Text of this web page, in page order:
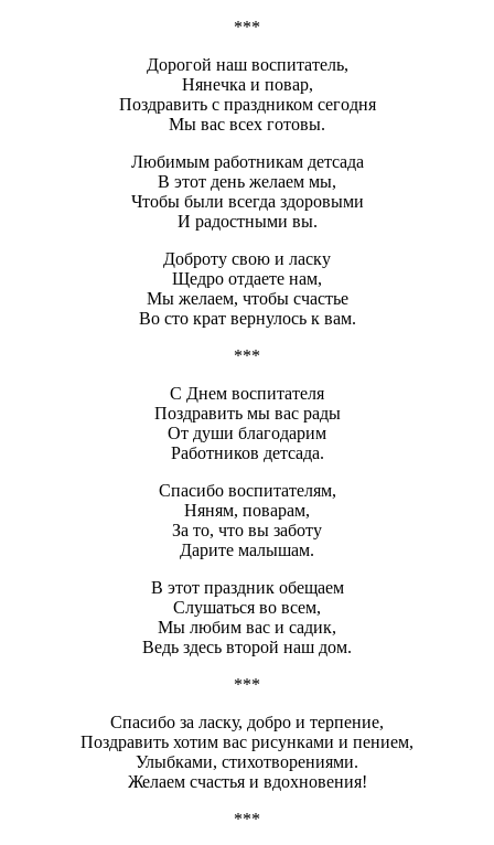
***
Дорогой наш воспитатель,
Нянечка и повар,
Поздравить с праздником сегодня
Мы вас всех готовы.
Любимым работникам детсада
В этот день желаем мы,
Чтобы были всегда здоровыми
И радостными вы.
Доброту свою и ласку
Щедро отдаете нам,
Мы желаем, чтобы счастье
Во сто крат вернулось к вам.
***
С Днем воспитателя
Поздравить мы вас рады
От души благодарим
Работников детсада.
Спасибо воспитателям,
Няням, поварам,
За то, что вы заботу
Дарите малышам.
В этот праздник обещаем
Слушаться во всем,
Мы любим вас и садик,
Ведь здесь второй наш дом.
***
Спасибо за ласку, добро и терпение,
Поздравить хотим вас рисунками и пением,
Улыбками, стихотворениями.
Желаем счастья и вдохновения!
***